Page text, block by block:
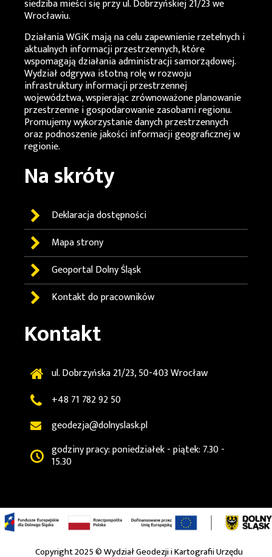
siedziba mieści się przy ul. Dobrzyńskiej 21/23 we
Wrocławiu.
DziałaniaWGiKmają na celu zapewnienie rzetelnych i
aktualnych informacji przestrzennych, które
wspomagają działania administracji samorządowej.
Wydział odgrywa istotną rolę w rozwoju
infrastruktury informacji przestrzennej
województwa, wspierając zrównoważone planowanie
przestrzenne i gospodarowanie zasobami regionu.
Promujemy wykorzystanie danych przestrzennych
oraz podnoszenie jakości informacji geograficznej w
regionie.
Na skróty
Deklaracja dostępności
Mapa strony
GeoportalDolny Śląsk
Kontakt do pracowników
Kontakt
ul. Dobrzyńska 21/23, 50-403 Wrocław
+48 71 782 92 50
geodezja@dolnyslask.pl
godziny pracy: poniedziałek - piątek: 7.30 -
15.30
Copyright 2025 ©Wydział Geodezji i Kartografii Urzędu